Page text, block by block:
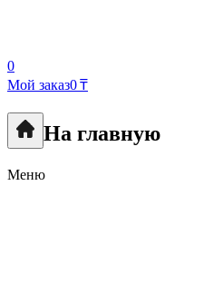
0
Мой заказ0 ₸
На главную
Меню